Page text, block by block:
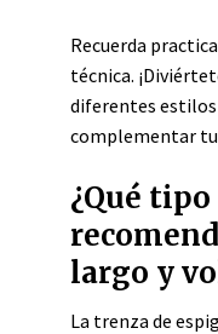
Recuerda
técnica.
diferentes estilos
complementar
¿Qué
largo y
La trenza de